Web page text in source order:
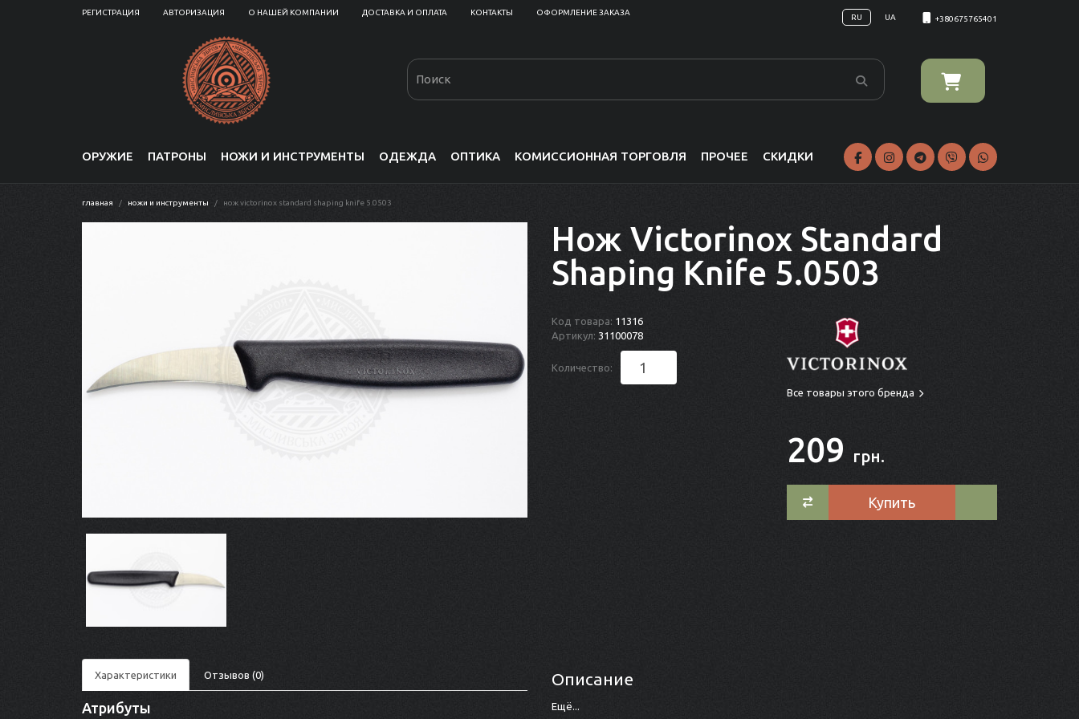
РЕГИСТРАЦИЯ АВТОРИЗАЦИЯ О НАШЕЙ КОМПАНИИ ДОСТАВКА И ОПЛАТА КОНТАКТЫ ОФОРМЛЕНИЕ ЗАКАЗА
RU UA +380675765401
ОРУЖИЕ ПАТРОНЫ НОЖИ И ИНСТРУМЕНТЫ ОДЕЖДА ОПТИКА КОМИССИОННАЯ ТОРГОВЛЯ ПРОЧЕЕ СКИДКИ
главная ножи и инструменты нож victorinox standard shaping knife 5.0503
Нож Victorinox Standard
Shaping Knife 5.0503
Код товара: 11316
Артикул: 31100078
Количество:
Все товары этого бренда
209 грн.
Купить
Характеристики Отзывов (0)
Атрибуты
Описание
Ещё...